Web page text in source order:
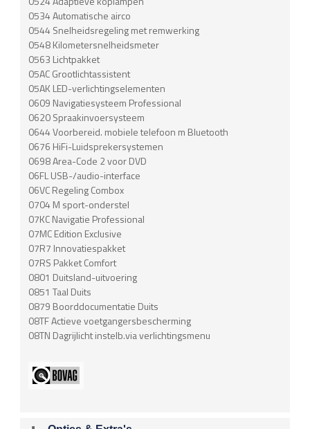
0534 Automatische airco
0544 Snelheidsregeling met remwerking
0548 Kilometersnelheidsmeter
0563 Lichtpakket
05AC Grootlichtassistent
05AK LED-verlichtingselementen
0609 Navigatiesysteem Professional
0620 Spraakinvoersysteem
0644 Voorbereid. mobiele telefoon m Bluetooth
0676 HiFi-Luidsprekersystemen
0698 Area-Code 2 voor DVD
06FL USB-/audio-interface
06VC Regeling Combox
0704 M sport-onderstel
07KC Navigatie Professional
07MC Edition Exclusive
07R7 Innovatiespakket
07RS Pakket Comfort
0801 Duitsland-uitvoering
0851 Taal Duits
0879 Boorddocumentatie Duits
08TF Actieve voetgangersbescherming
08TN Dagrijlicht instelb.via verlichtingsmenu